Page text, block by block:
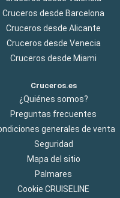
Cruceros desde Barcelona
Cruceros desde Alicante
Cruceros desde Venecia
Cruceros desde Miami
Cruceros.es
¿Quiénes somos?
Preguntas frecuentes
generales de venta
Seguridad
Mapa del sitio
Palmares
Cookie CRUISELINE